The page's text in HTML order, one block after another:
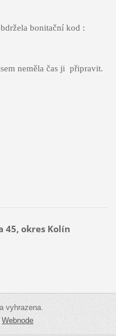
bonitační kod :
neměla čas ji připravit.
45, okres Kolín
vyhrazena.
Webnode